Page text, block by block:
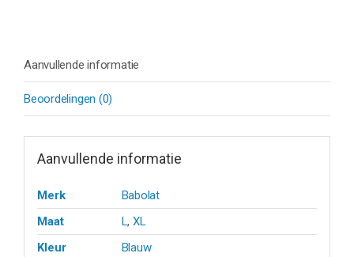
Aanvullende informatie
Beoordelingen (0)
Aanvullende informatie
Merk
Babolat
Maat
L, XL
Kleur
Blauw